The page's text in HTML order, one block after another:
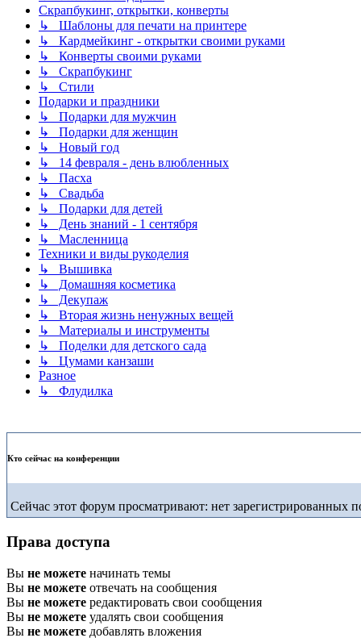
Скрапбукинг, открытки, конверты
↳ Шаблоны для печати на принтере
↳ Кардмейкинг - открытки своими руками
↳ Конверты своими руками
↳ Скрапбукинг
↳ Стили
Подарки и праздники
↳ Подарки для мужчин
↳ Подарки для женщин
↳ Новый год
↳ 14 февраля - день влюбленных
↳ Пасха
↳ Свадьба
↳ Подарки для детей
↳ День знаний - 1 сентября
↳ Масленница
Техники и виды рукоделия
↳ Вышивка
↳ Домашняя косметика
↳ Декупаж
↳ Вторая жизнь ненужных вещей
↳ Материалы и инструменты
↳ Поделки для детского сада
↳ Цумами канзаши
Разное
↳ Флудилка
Кто сейчас на конференции
Сейчас этот форум просматривают: нет зарегистрированных
Права доступа
Вы не можете начинать темы
Вы не можете отвечать на сообщения
Вы не можете редактировать свои сообщения
Вы не можете удалять свои сообщения
Вы не можете добавлять вложения